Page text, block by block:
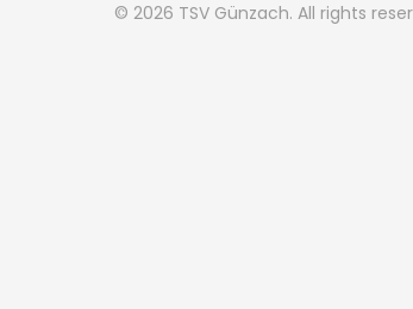
© 2026 TSV Günzach. All rights